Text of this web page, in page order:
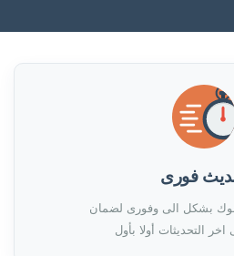
فورى
بشكل الى وفورى لضمان
التحديثات أولا بأول